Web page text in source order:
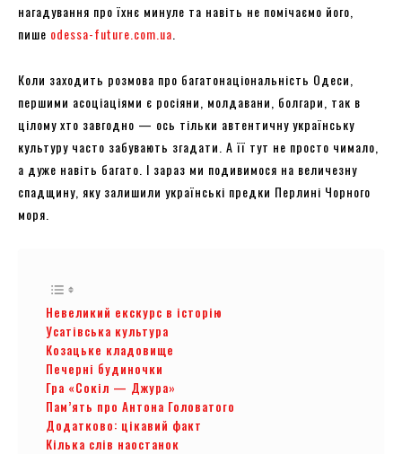
нагадування про їхнє минуле та навіть не помічаємо його,
пише odessa-future.com.ua
Коли заходить розмова про багатонаціональність Одеси,
першими асоціаціями є росіяни, молдавани, болгари, так в
цілому хто завгодно — ось тільки автентичну українську
культуру часто забувають згадати. А її тут не просто чимало,
а дуже навіть багато. І зараз ми подивимося на величезну
спадщину, яку залишили українські предки Перлині Чорного
моря.
Невеликий екскурс в історію
Усатівська культура
Козацьке кладовище
Печерні будиночки
Гра «Сокіл — Джура»
Пам’ять про Антона Головатого
Додатково: цікавий факт
Кілька слів наостанок